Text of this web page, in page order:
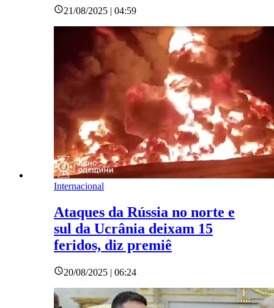
21/08/2025 | 04:59
Internacional
Ataques da Rússia no norte e
sul da Ucrânia deixam 15
feridos, diz premiê
20/08/2025 | 06:24